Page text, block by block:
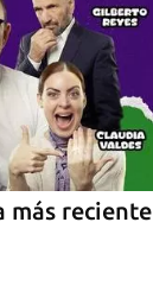
más reciente